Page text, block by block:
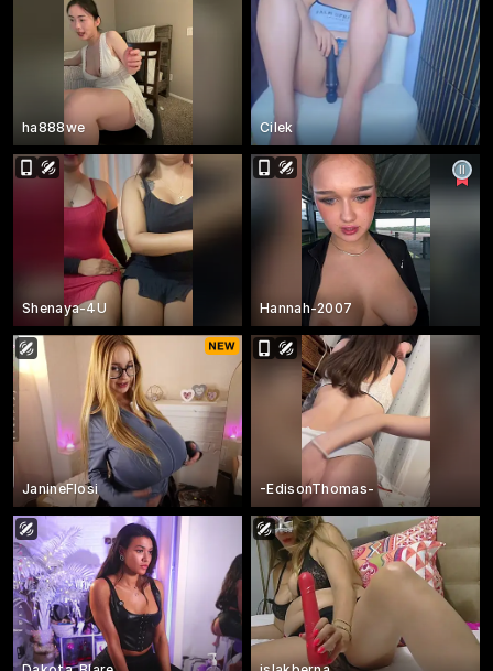
ha888we Cilek
Shenaya-4U Hannah-2007
JanineFlosi -EdisonThomas-